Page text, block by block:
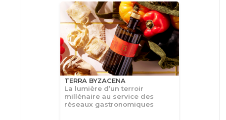
TERRA BYZACENA
La lumière d’un terroir
millénaire au service des
réseaux gastronomiques